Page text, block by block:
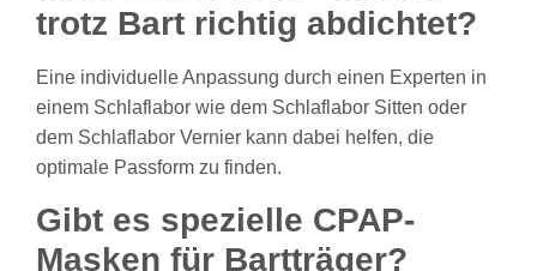
trotz Bart richtig abdichtet?
Eine individuelle Anpassung durch einen Experten in
einem Schlaflabor wie dem Schlaflabor Sitten oder
dem Schlaflabor Vernier kann dabei helfen, die
optimale Passform zu finden.
Gibt es spezielle CPAP-
Masken für Bartträger?